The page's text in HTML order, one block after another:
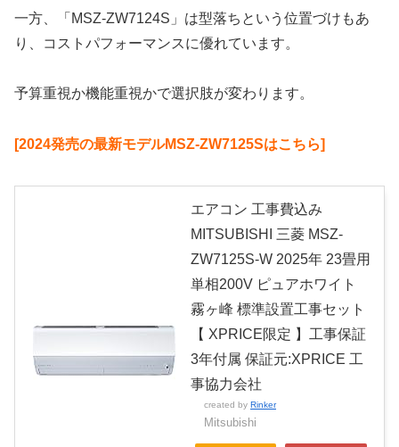
一方、「MSZ-ZW7124S」は型落ちという位置づけもあ
り、コストパフォーマンスに優れています。
予算重視か機能重視かで選択肢が変わります。
[2024発売の最新モデルMSZ-ZW7125Sはこちら]
エアコン 工事費込み
MITSUBISHI 三菱 MSZ-
ZW7125S-W 2025年 23畳用
単相200V ピュアホワイト
霧ヶ峰 標準設置工事セット
【 XPRICE限定 】工事保証
3年付属 保証元:XPRICE 工
事協力会社
created by Rinker
Mitsubishi